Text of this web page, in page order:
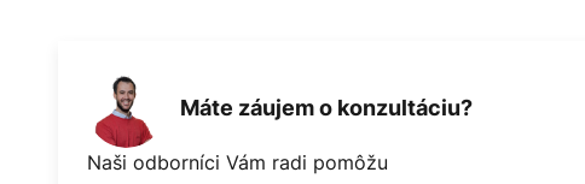
Máte záujem o konzultáciu?
Naši odborníci Vám radi pomôžu